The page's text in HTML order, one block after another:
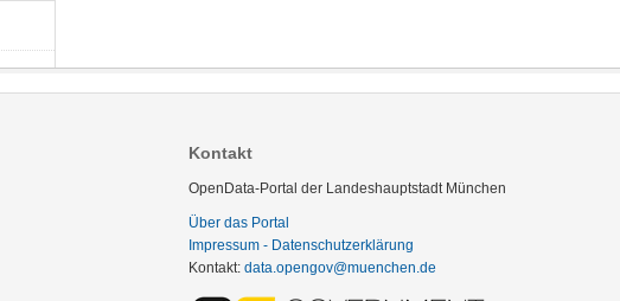
Kontakt
OpenData-Portal der Landeshauptstadt München
Über das Portal
Impressum - Datenschutzerklärung
Kontakt: data.opengov@muenchen.de